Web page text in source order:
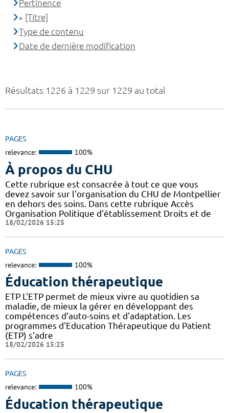
Résultats 1226 à 1229 sur 1229 au total
PAGES
relevance: 100%
À propos du CHU
Cette rubrique est consacrée à tout ce que vous
devez savoir sur l'organisation du CHU de Montpellier
en dehors des soins. Dans cette rubrique Accès
Organisation Politique d'établissement Droits et de
18/02/2026 15:25
PAGES
relevance: 100%
Éducation thérapeutique
ETP L'ETP permet de mieux vivre au quotidien sa
maladie, de mieux la gérer en développant des
compétences d'auto-soins et d'adaptation. Les
programmes d'Education Thérapeutique du Patient
(ETP) s'adre
18/02/2026 15:25
PAGES
relevance: 100%
Éducation thérapeutique
Pertinence
[Titre]
Type de contenu
Date de dernière modification